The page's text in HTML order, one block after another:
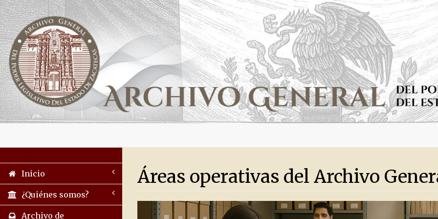
Inicio
¿Quiénes somos?
Archivo de
Áreas operativas del Archivo